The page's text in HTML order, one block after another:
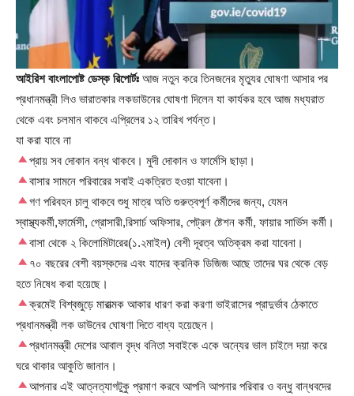
আইরিশ বাংলাপোষ্ট ডেস্ক রিপোর্টঃ আজ নতুন করে তিনজনের মৃত্যুর ঘোষণা আসার পর
প্রধানমন্ত্রী লিও ভারাতকার লকডাউনের ঘোষণা দিলেন যা কার্যকর হবে আজ মধ্যরাত
থেকে এবং চলমান থাকবে এপ্রিলের ১২ তারিখ পর্যন্ত।
যা করা যাবে না
প্রায় সব দোকান বন্ধ থাকবে। মুদী দোকান ও ফার্মেসি ছাড়া।
বাসার সামনে পরিবারের সবাই একত্রিত হওয়া যাবেনা।
গণ পরিবহন চালু থাকবে শুধু মাত্র অতি গুরুত্বপূর্ণ কর্মীদের জন্য, যেমন
স্বাস্থ্যকর্মী,ফার্মেসী, গ্রোসারী,রিসার্চ অফিসার, পেট্রল ষ্টেশন কর্মী, ফায়ার সার্ভিস কর্মী।
বাসা থেকে ২ কিলোমিটারের(১.২মাইল) বেশী দূরত্ব অতিক্রম করা যাবেনা।
৭০ বছরের বেশী বয়স্কদের এবং যাদের ক্রনিক ডিজিজ আছে তাদের ঘর থেকে বেড়
হতে নিষেধ করা হয়েছে।
ক্রমেই বিশ্বজুড়ে মারাত্মক আকার ধারণ করা করণা ভাইরাসের প্রাদুর্ভাব ঠেকাতে
প্রধানমন্ত্রী লক ডাউনের ঘোষণা দিতে বাধ্য হয়েছেন।
প্রধানমন্ত্রী দেশের আবাল বৃদ্ধ বনিতা সবাইকে একে অন্যের ভাল চাইলে দয়া করে
ঘরে থাকার আকুতি জানান।
আপনার এই আত্নত্যাগটুকু প্রমাণ করবে আপনি আপনার পরিবার ও বন্ধু বান্ধবদের